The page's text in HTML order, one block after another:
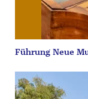
Führung Neue